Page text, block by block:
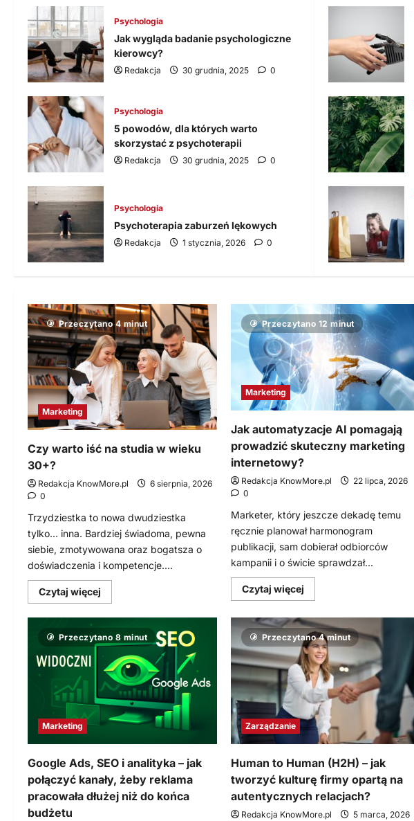
Psychologia
Jak wygląda badanie psychologiczne
kierowcy?
Redakcja 30 grudnia, 2025 0
Psychologia
5 powodów, dla których warto
skorzystać z psychoterapii
Redakcja 30 grudnia, 2025 0
Psychologia
Psychoterapia zaburzeń lękowych
Redakcja 1 stycznia, 2026 0
Przeczytano 4 minut
Marketing
Czy warto iść na studia w wieku
30+?
Redakcja KnowMore.pl
6 sierpnia, 2026
0
Trzydziestka to nowa dwudziestka
tylko… inna. Bardziej świadoma, pewna
siebie, zmotywowana oraz bogatsza o
doświadczenia i kompetencje....
Czytaj więcej
się
o
Czy
warto
iść
na
studia
w
wieku
30+?
Przeczytano 12 minut
Marketing
Jak automatyzacje AI pomagają
prowadzić skuteczny marketing
internetowy?
Redakcja KnowMore.pl
22 lipca, 2026
0
Marketer, który jeszcze dekadę temu
ręcznie planował harmonogram
publikacji, sam dobierał odbiorców
kampanii i o świcie sprawdzał...
Czytaj więcej
się
o
Jak
automatyzacje
AI
pomagają
prowadzić
skuteczny
marketing
internetowy?
Przeczytano 8 minut
Marketing
Google Ads, SEO i analityka – jak
połączyć kanały, żeby reklama
pracowała dłużej niż do końca
budżetu
Przeczytano 4 minut
Zarządzanie
Human to Human (H2H) – jak
tworzyć kulturę firmy opartą na
autentycznych relacjach?
Redakcja KnowMore.pl
5 marca, 2026